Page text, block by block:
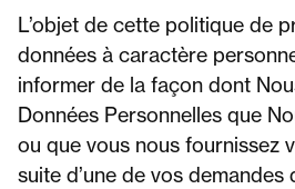
L’objet de cette politique de
données à caractère
informer de la façon dont
Données Personnelles que
ou que vous nous fournissez
suite d’une de vos